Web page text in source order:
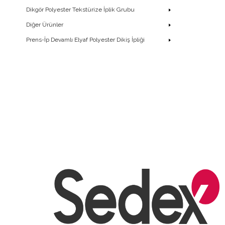
Dikgör Polyester Tekstürize İplik Grubu
Diğer Ürünler
Prens-İp Devamlı Elyaf Polyester Dikiş İpliği